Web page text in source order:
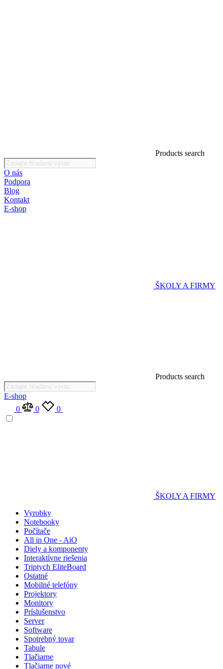
Products search
O nás
Podpora
Blog
Kontakt
E-shop
ŠKOLY A FIRMY
Products search
E-shop
0
0 0
ŠKOLY A FIRMY
Vyrobky
Notebooky
Počítače
All in One - AiO
Diely a komponenty
Interaktívne riešenia
Triptych EliteBoard
Ostatné
Mobilné telefóny
Projektory
Monitory
Príslušenstvo
Server
Software
Spotrebný tovar
Tabule
Tlačiarne
Tlačiarne nové